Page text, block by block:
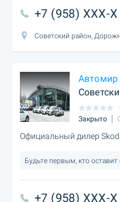
+7 (958) XXX-X
Советский район,
Автомир
Закрыто
Официальный дилер
Будьте первым, кто оставит
+7 (958) XXX-X